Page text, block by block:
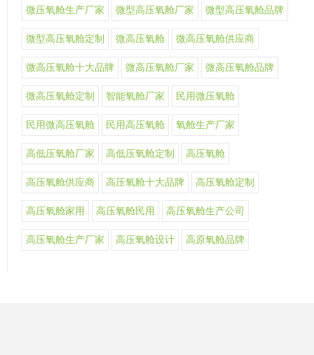
微压氧舱生产厂家 微型高压氧舱厂家 微型高压氧舱品牌
微型高压氧舱定制 微高压氧舱 微高压氧舱供应商
微高压氧舱十大品牌 微高压氧舱厂家 微高压氧舱品牌
微高压氧舱定制 智能氧舱厂家 民用微压氧舱
民用微高压氧舱 民用高压氧舱 氧舱生产厂家
高低压氧舱厂家 高低压氧舱定制 高压氧舱
高压氧舱供应商 高压氧舱十大品牌 高压氧舱定制
高压氧舱家用 高压氧舱民用 高压氧舱生产公司
高压氧舱生产厂家 高压氧舱设计 高原氧舱品牌